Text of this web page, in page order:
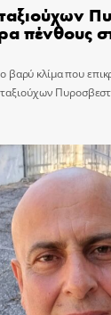
πένθους
βαρύ κλίμα που